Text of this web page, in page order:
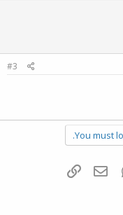
#3
You must
WhatsAppדואר אלקטרוני